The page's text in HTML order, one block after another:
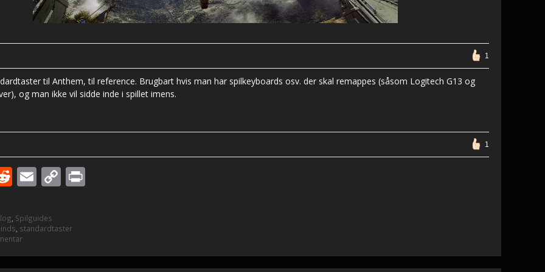
1
til Anthem, til reference. Brugbart hvis man har spilkeyboards osv. der skal remappes (såsom Logitech G13 og
og man ikke vil sidde inde i spillet imens.
1
R
d
di
t
E
ai
l
C
y
Li
Spilguides
standardtaster